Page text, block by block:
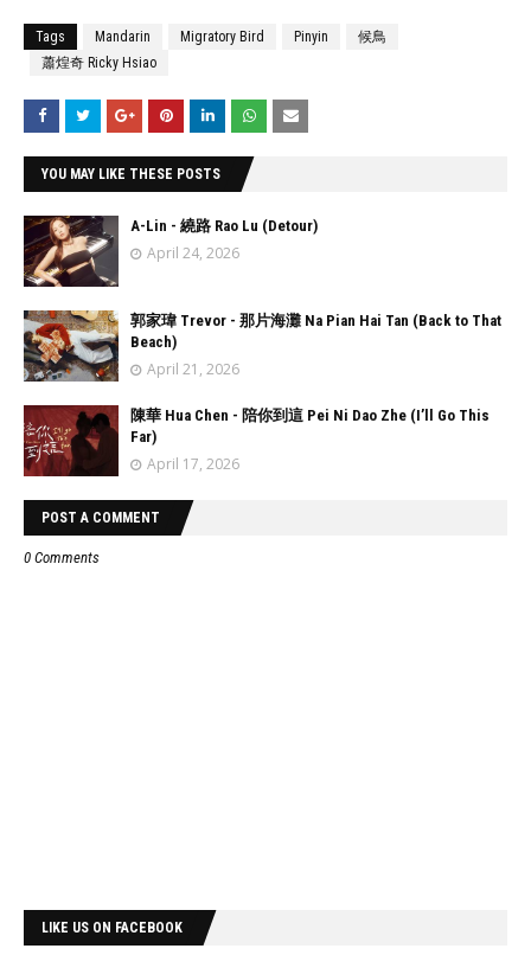
Tags Mandarin Migratory Bird Pinyin
候鳥
蕭煌奇 Ricky Hsiao
YOU MAY LIKE THESE POSTS
A-Lin - 繞路 Rao Lu (Detour)
April 24, 2026
郭家瑋 Trevor - 那片海灘 Na Pian Hai Tan (Back to That
Beach)
April 21, 2026
陳華 Hua Chen - 陪你到這 Pei Ni Dao Zhe (I’ll Go This
Far)
April 17, 2026
POST A COMMENT
0 Comments
LIKE US ON FACEBOOK